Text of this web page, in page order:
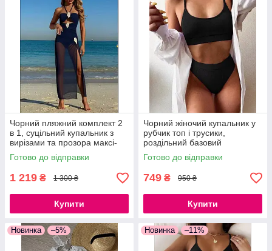
Чорний пляжний комплект 2
в 1, суцільний купальник з
вирізами та прозора максі-
спідниця з розрізом S, M, L
Готово до відправки
1 219 ₴ 1 300 ₴
Купити
Чорний жіночий купальник у
рубчик топ і трусики,
роздільний базовий
купальник S, M
Готово до відправки
749 ₴ 950 ₴
Купити
Новинка –5% Новинка –11%